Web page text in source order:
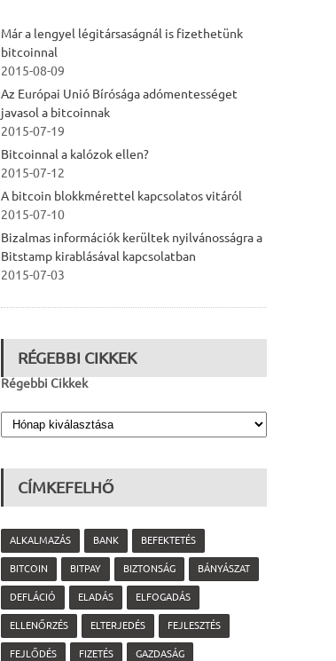
Már a lengyel légitársaságnál is fizethetünk
bitcoinnal
2015-08-09
Az Európai Unió Bírósága adómentességet
javasol a bitcoinnak
2015-07-19
Bitcoinnal a kalózok ellen?
2015-07-12
A bitcoin blokkmérettel kapcsolatos vitáról
2015-07-10
Bizalmas információk kerültek nyilvánosságra a
Bitstamp kirablásával kapcsolatban
2015-07-03
RÉGEBBI CIKKEK
Régebbi Cikkek
CÍMKEFELHŐ
ALKALMAZÁS BANK BEFEKTETÉS
BITCOIN BITPAY BIZTONSÁG BÁNYÁSZAT
DEFLÁCIÓ ELADÁS ELFOGADÁS
ELLENŐRZÉS ELTERJEDÉS FEJLESZTÉS
FEJLŐDÉS FIZETÉS GAZDASÁG